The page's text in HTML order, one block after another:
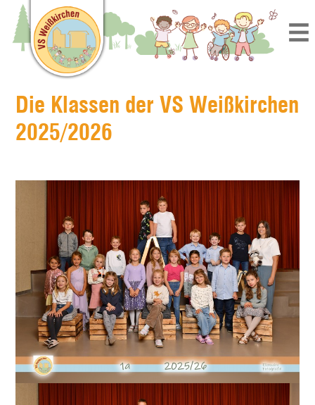
Die Klassen der VS Weißkirchen
2025/2026